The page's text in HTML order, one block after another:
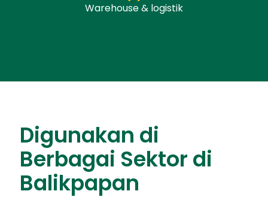
Warehouse & logistik
Digunakan di
Berbagai Sektor di
Balikpapan